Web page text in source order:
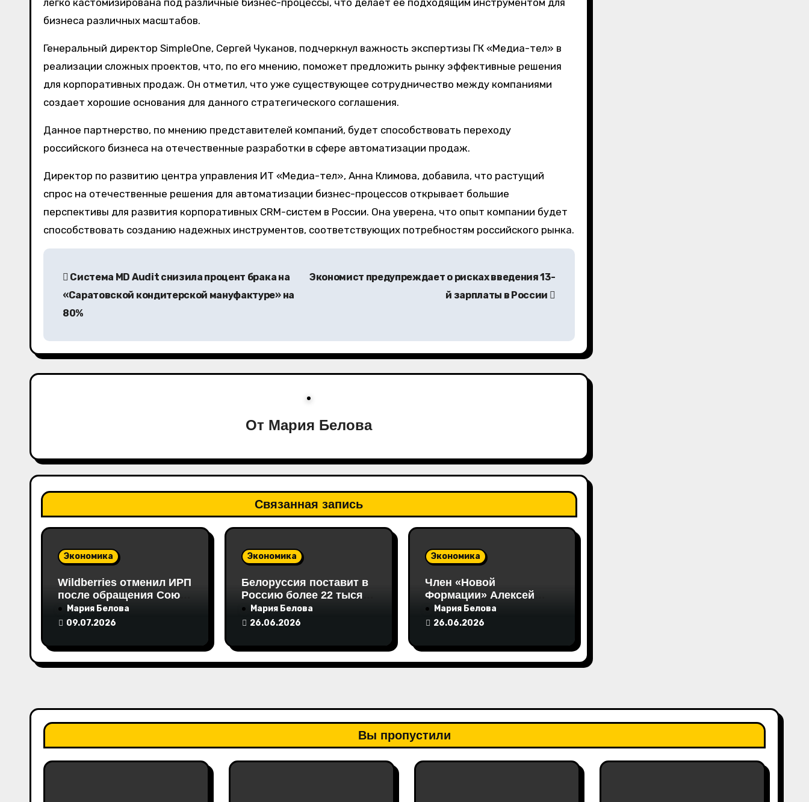
легко кастомизирована под различные бизнес-процессы, что делает ее подходящим инструментом для
бизнеса различных масштабов.
Генеральный директор SimpleOne, Сергей Чуканов, подчеркнул важность экспертизы ГК «Медиа-тел» в
реализации сложных проектов, что, по его мнению, поможет предложить рынку эффективные решения
для корпоративных продаж. Он отметил, что уже существующее сотрудничество между компаниями
создает хорошие основания для данного стратегического соглашения.
Данное партнерство, по мнению представителей компаний, будет способствовать переходу
российского бизнеса на отечественные разработки в сфере автоматизации продаж.
Директор по развитию центра управления ИТ «Медиа-тел», Анна Климова, добавила, что растущий
спрос на отечественные решения для автоматизации бизнес-процессов открывает большие
перспективы для развития корпоративных CRM-систем в России. Она уверена, что опыт компании будет
способствовать созданию надежных инструментов, соответствующих потребностям российского рынка.
и
г
я
п
з
я
Система MD Audit снизила процент брака на
«Саратовской кондитерской мануфактуре» на
80%
Экономист предупреждает о рисках введения 13-
й зарплаты в России
От Мария Белова
Связанная запись
Экономика
Wildberries отменил ИРП
после обращения Союза
Интернет-Торговли
Мария Белова
09.07.2026
Экономика
Белоруссия поставит в
Россию более 22 тысяч
тонн кормовых
аминокислот
Мария Белова
26.06.2026
Экономика
Член «Новой
Формации» Алексей
Хижняк выступил на
Неделе российского
по поддержке
ответственного бизнеса
Мария Белова
26.06.2026
Вы пропустили